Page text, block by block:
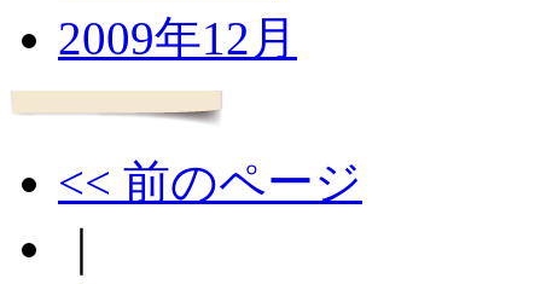
2009年12月
<< 前のページ